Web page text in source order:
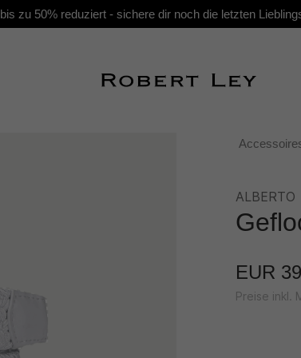
zu 50% reduziert - sichere dir noch die letzten
ALBERTO
EUR
Preise inkl.